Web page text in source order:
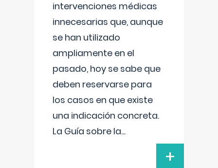
intervenciones médicas
innecesarias que, aunque
se han utilizado
ampliamente en el
pasado, hoy se sabe que
deben reservarse para
los casos en que existe
una indicación concreta.
La Guía sobre la...
+